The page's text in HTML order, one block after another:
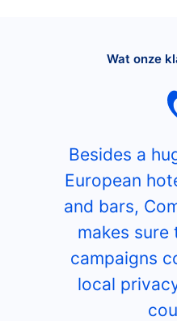
Wat onze
Besides a
European
and bars,
makes sure
campaigns
local